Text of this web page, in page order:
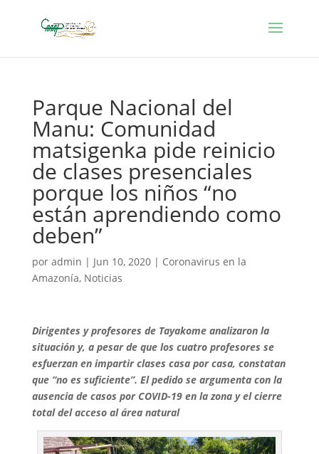
Parque Nacional del
Manu: Comunidad
matsigenka pide reinicio
de clases presenciales
porque los niños “no
están aprendiendo como
deben”
por admin | Jun 10, 2020| Coronavirus en la
Amazonía, Noticias
Dirigentes y profesores de Tayakome analizaron la
situación y, a pesar de que los cuatro profesores se
esfuerzan en impartir clases casa por casa, constatan
que “no es suficiente”. El pedido se argumenta con la
ausencia de casos por COVID-19 en la zona y el cierre
total del acceso al área natural